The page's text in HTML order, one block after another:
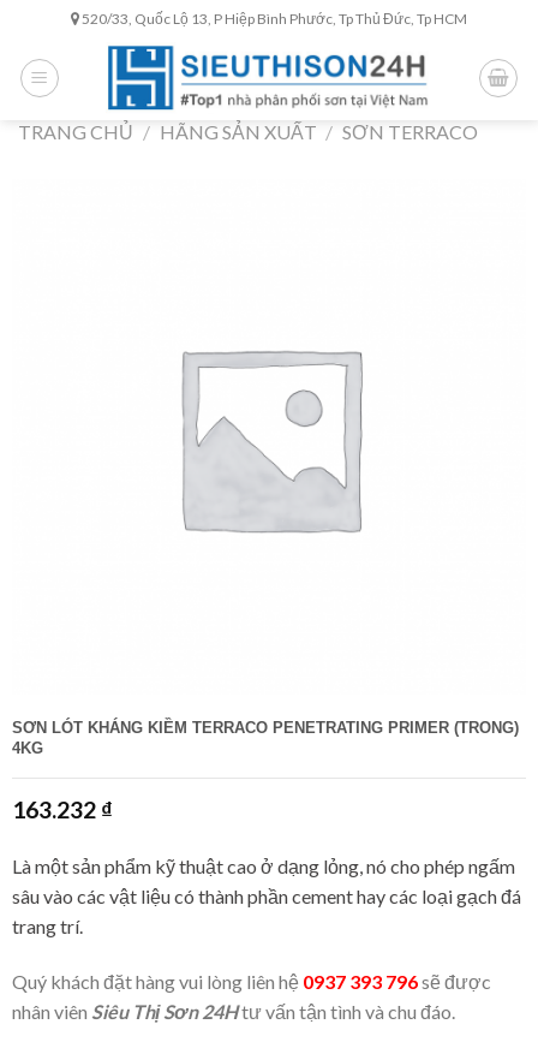
content
520/33, Quốc Lộ 13, P Hiệp Bình Phước, Tp Thủ Đức, Tp HCM
TRANG CHỦ / HÃNG SẢN XUẤT / SƠN TERRACO
SƠN LÓT KHÁNG KIỀM TERRACO PENETRATING PRIMER (TRONG)
4KG
163.232 ₫
Là một sản phẩm kỹ thuật cao ở dạng lỏng, nó cho phép ngấm
sâu vào các vật liệu có thành phần cement hay các loại gạch đá
trang trí.
Quý khách đặt hàng vui lòng liên hệ 0937 393 796sẽ được
nhân viên Siêu Thị Sơn 24Htư vấn tận tình và chu đáo.